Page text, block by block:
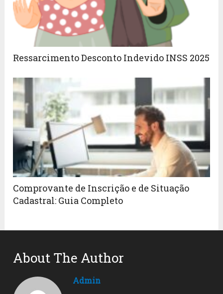
Ressarcimento Desconto Indevido INSS 2025
Comprovante de Inscrição e de Situação
Cadastral: Guia Completo
About The Author
Admin